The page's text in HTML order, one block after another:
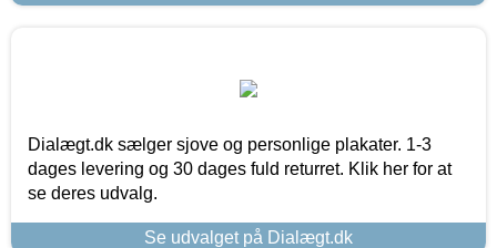
Dialægt.dk sælger sjove og personlige plakater. 1-3
dages levering og 30 dages fuld returret. Klik her for at
se deres udvalg.
Se udvalget på Dialægt.dk